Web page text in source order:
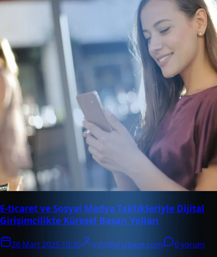
E-ticaret ve Sosyal Medya Taktikleriyle Dijital
Girişimcilikte Küresel Başarı Yolları
26 Mart 2025 10:30 info@enabase.com
0 yorum